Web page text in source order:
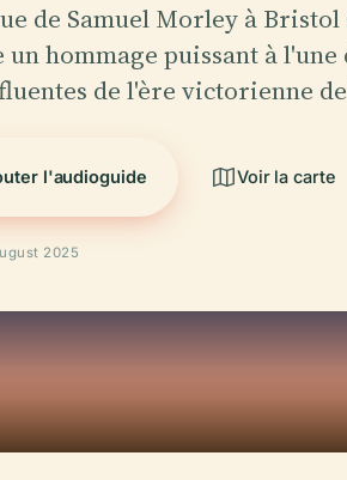
de Samuel Morley à Bristol
un hommage puissant à l'une
de l'ère victorienne
l'audioguide Voir la carte
2025